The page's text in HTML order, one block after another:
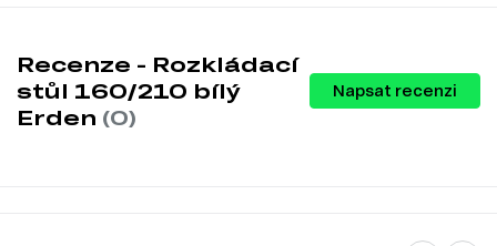
jakéhokoli interiéru, ať už je váš styl jakýkoli.
Kvalitní materiály. Stůl je vyroben z laminované dřevotřísky a
DTD, což zajišťuje jeho odolnost a snadnou údržbu.
Praktické rozměry.
S šířkou 160 cm a hloubkou 90 cm je stůl
Recenze - Rozkládací
stůl 160/210 bílý
Erden (0)
Napsat recenzi